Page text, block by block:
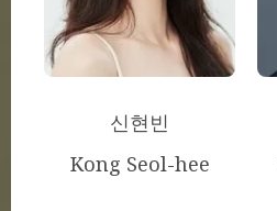
신현빈
Kong Seol-hee